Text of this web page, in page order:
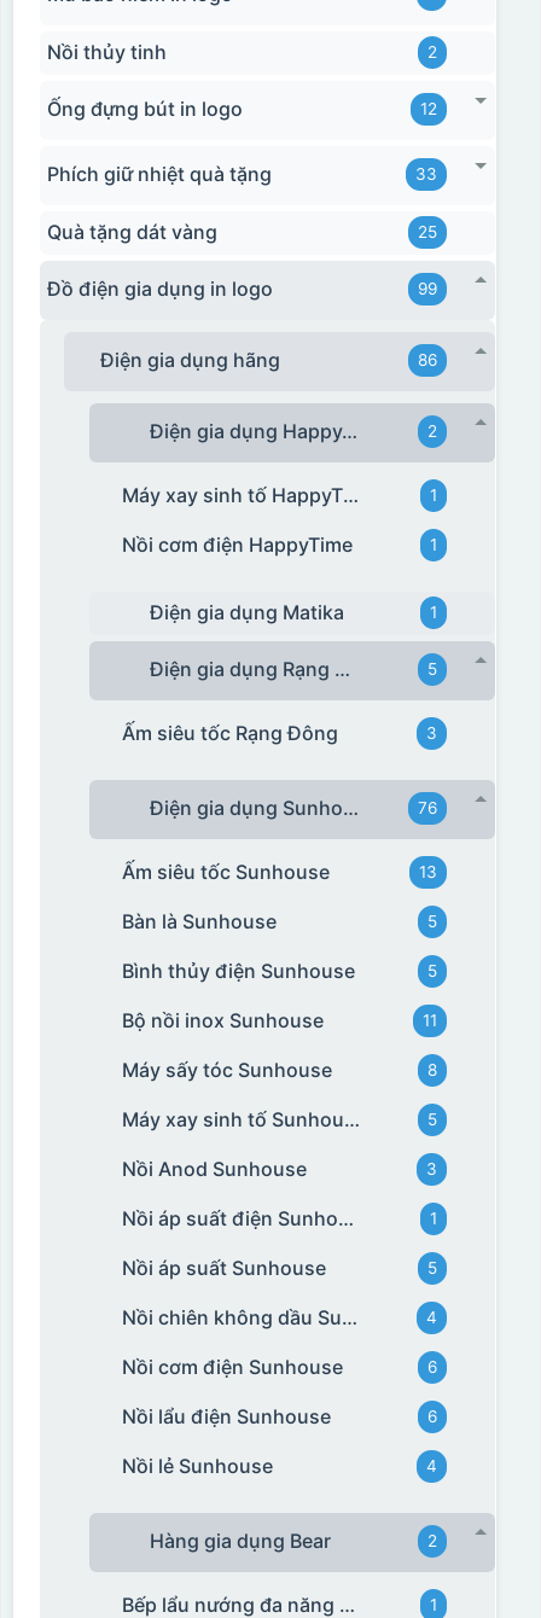
Nồi thủy tinh 2
Ống đựng bút in logo 12
Phích giữ nhiệt quà tặng 33
Quà tặng dát vàng 25
Đồ điện gia dụng in logo 99
Điện gia dụng hãng 86
Điện gia dụng HappyTime 2
Máy xay sinh tố HappyTime 1
Nồi cơm điện HappyTime 1
Điện gia dụng Matika 1
Điện gia dụng Rạng Đông 5
Ấm siêu tốc Rạng Đông 3
Điện gia dụng Sunhouse 76
Ấm siêu tốc Sunhouse 13
Bàn là Sunhouse 5
Bình thủy điện Sunhouse 5
Bộ nồi inox Sunhouse 11
Máy sấy tóc Sunhouse 8
Máy xay sinh tố Sunhouse 5
Nồi Anod Sunhouse 3
Nồi áp suất điện Sunhouse 1
Nồi áp suất Sunhouse 5
Nồi chiên không dầu Sunhouse 4
Nồi cơm điện Sunhouse 6
Nồi lẩu điện Sunhouse 6
Nồi lẻ Sunhouse 4
Hàng gia dụng Bear 2
Bếp lẩu nướng đa năng Bear 1